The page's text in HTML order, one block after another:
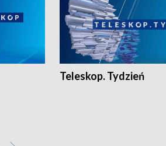
Teleskop. Tydzień